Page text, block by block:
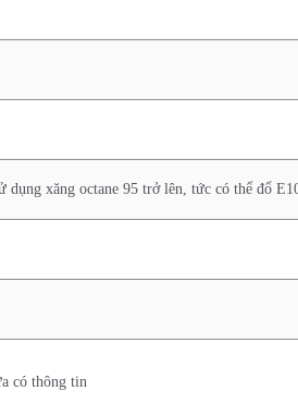
xăng octane 95 trở lên, tức có thể đổ
có thông tin